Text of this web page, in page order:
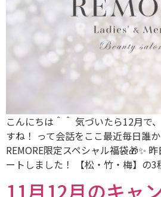
こんにちは＾＾ 気づいたら12月で
すね！ って会話をここ最近毎日誰
REMORE限定スペシャル福袋🎁✨
ートしました！ 【松・竹・梅】の
11月12月のキャ